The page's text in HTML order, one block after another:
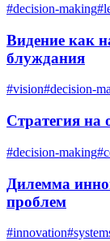
#decision-making#
Видение как
блуждания
#vision#decision-
Стратегия на
#decision-making#
Дилемма
проблем
#innovation#